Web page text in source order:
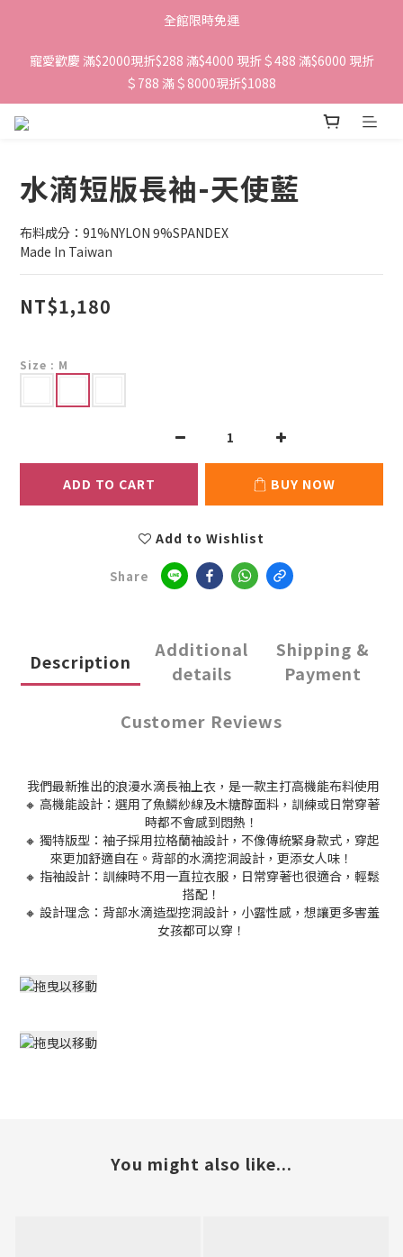
全館限時免運
寵愛歡慶 滿$2000現折$288 滿$4000 現折＄488 滿$6000 現折
＄788 滿＄8000現折$1088
水滴短版長袖-天使藍
布料成分：91%NYLON 9%SPANDEX
Made In Taiwan
NT$1,180
Size : M
ADD TO CART BUY NOW
Add to Wishlist
Share
Description
Additional
details
Shipping &
Payment
Customer Reviews
我們最新推出的浪漫水滴長袖上衣，是一款主打高機能布料使用
🔸 高機能設計：選用了魚鱗紗線及木糖醇面料，訓練或日常穿著
時都不會感到悶熱！
🔸 獨特版型：袖子採用拉格蘭袖設計，不像傳統緊身款式，穿起
來更加舒適自在。背部的水滴挖洞設計，更添女人味！
🔸 指袖設計：訓練時不用一直拉衣服，日常穿著也很適合，輕鬆
搭配！
🔸 設計理念：背部水滴造型挖洞設計，小露性感，想讓更多害羞
女孩都可以穿！
You might also like...